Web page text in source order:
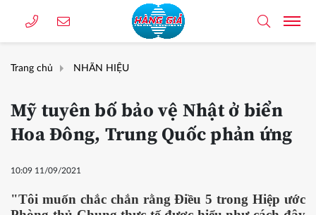
Trang chủ NHÃN HIỆU
Mỹ tuyên bố bảo vệ Nhật ở biển
Hoa Đông, Trung Quốc phản ứng
10:09 11/09/2021
"Tôi muốn chắc chắn rằng Điều 5 trong Hiệp ước